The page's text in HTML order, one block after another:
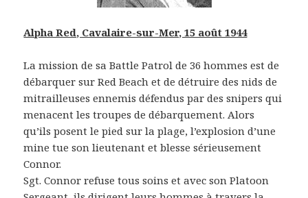
Alpha Red, Cavalaire-sur-Mer, 15 août 1944
La mission de sa Battle Patrol de 36 hommes est de
débarquer sur Red Beach et de détruire des nids de
mitrailleuses ennemis défendus par des snipers qui
menacent les troupes de débarquement. Alors
qu’ils posent le pied sur la plage, l’explosion d’une
mine tue son lieutenant et blesse sérieusement
Connor.
Sgt. Connor refuse tous soins et avec son Platoon